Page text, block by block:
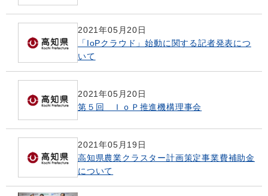
2021年05月20日
「IoPクラウド」始動に関する記者発表につ
いて
2021年05月20日
第５回 ＩｏＰ推進機構理事会
2021年05月19日
高知県農業クラスター計画策定事業費補助金
について